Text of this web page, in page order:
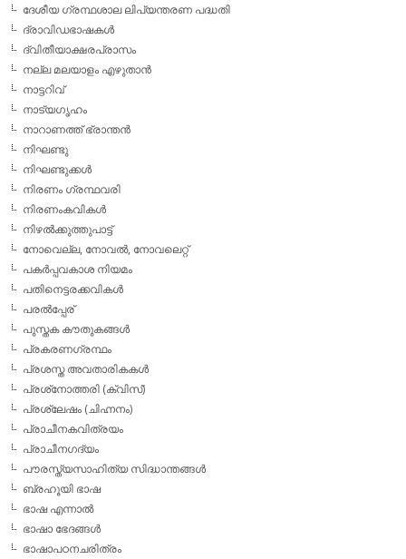
ദേശീയ ഗ്രന്ഥശാല ലിപ്യന്തരണ പദ്ധതി
ദ്രാവിഡഭാഷകള്‍
ദ്വിതീയാക്ഷരപ്രാസം
നല്ല മലയാളം എഴുതാന്‍
നാട്ടറിവ്
നാട്യഗൃഹം
നാറാണത്ത് ഭ്രാന്തന്‍
നിഘണ്ടു
നിഘണ്ടുക്കള്‍
നിരണം ഗ്രന്ഥവരി
നിരണംകവികള്‍
നിഴല്‍ക്കുത്തുപാട്ട്
നോവെല്ല, നോവല്‍, നോവലെറ്റ്
പകര്‍പ്പവകാശ നിയമം
പതിനെട്ടരക്കവികള്‍
പരല്‍പ്പേര്
പുസ്തക കൗതുകങ്ങള്‍
പ്രകരണഗ്രന്ഥം
പ്രശസ്ത അവതാരികകള്‍
പ്രശ്‌നോത്തരി (ക്വിസ്)
പ്രശ്ലേഷം (ചിഹ്നനം)
പ്രാചീനകവിത്രയം
പ്രാചീനഗദ്യം
പൗരസ്ത്യസാഹിത്യ സിദ്ധാന്തങ്ങള്‍
ബ്രഹൂയി ഭാഷ
ഭാഷ എന്നാല്‍
ഭാഷാ ഭേദങ്ങള്‍
ഭാഷാപഠനചരിത്രം